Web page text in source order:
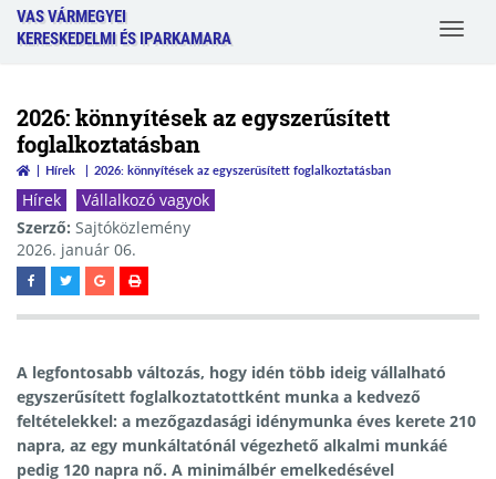
VAS VÁRMEGYEI
KERESKEDELMI ÉS IPARKAMARA
Toggle
2026: könnyítések az egyszerűsített
foglalkoztatásban
Hírek 2026: könnyítések az egyszerűsített foglalkoztatásban
Hírek
Vállalkozó vagyok
Szerző: Sajtóközlemény
2026. január 06.
A legfontosabb változás, hogy idén több ideig vállalható
egyszerűsített foglalkoztatottként munka a kedvező
feltételekkel: a mezőgazdasági idénymunka éves kerete 210
napra, az egy munkáltatónál végezhető alkalmi munkáé
pedig 120 napra nő. A minimálbér emelkedésével